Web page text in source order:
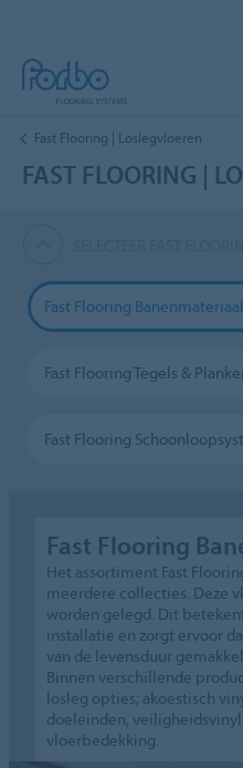
Fast Flooring | Loslegvloeren
FAST FLOORING |
Fast Flooring Banenmateriaal
Fast Flooring Tegels &
Fast Flooring
Fast Flooring
Het assortiment Fast
meerdere collecties. Deze
worden gelegd. Dit
installatie en zorgt ervoor
van de levensduur
Binnen verschillende
losleg opties; akoestisch
doeleinden,
vloerbedekking.